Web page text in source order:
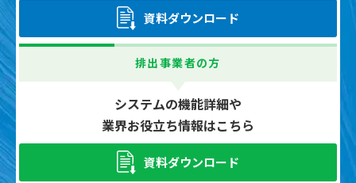
資料ダウンロード
排出事業者の方
システムの機能詳細や
業界お役立ち情報はこちら
資料ダウンロード